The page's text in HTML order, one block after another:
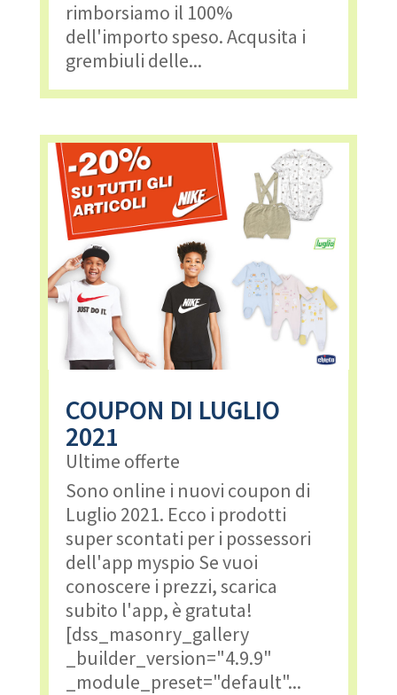
rimborsiamo il 100%
dell'importo speso. Acqusita i
grembiuli delle...
COUPON DI LUGLIO
2021
Ultime offerte
Sono online i nuovi coupon di
Luglio 2021. Ecco i prodotti
super scontati per i possessori
dell'app myspio Se vuoi
conoscere i prezzi, scarica
subito l'app, è gratuta!
[dss_masonry_gallery
_builder_version="4.9.9"
_module_preset="default"...